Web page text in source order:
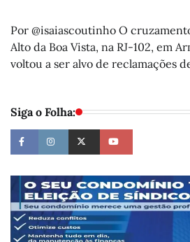
Por @isaiascoutinho O
Alto da Boa Vista, na RJ-102, em
voltou a ser alvo de reclamações
Siga o Folha: